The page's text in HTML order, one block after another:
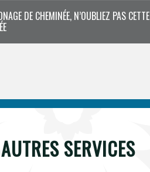
DE CHEMINÉE, N’OUBLIEZ PAS CETTE
AUTRES SERVICES